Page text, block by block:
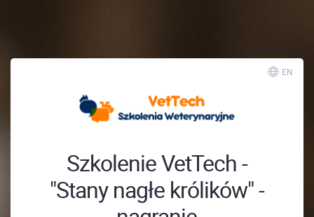
EN
Szkolenie VetTech -
"Stany nagłe królików" -